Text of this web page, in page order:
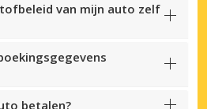
van mijn auto zelf
betalen?